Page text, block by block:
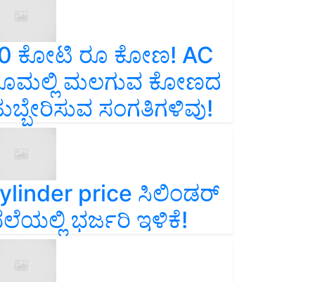
ಕೋಟಿ ರೂ ಕೋಣ! AC
ಮಲಗುವ ಕೋಣದ
ಸಂಗತಿಗಳಿವು!
price ಸಿಲಿಂಡರ್‌
ಭರ್ಜರಿ ಇಳಿಕೆ!